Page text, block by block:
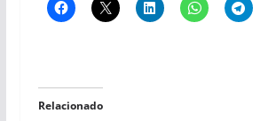
Relacionado